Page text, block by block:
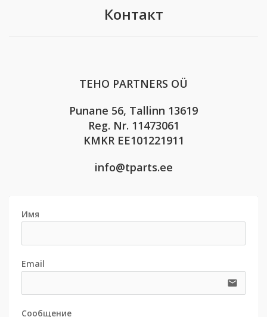
Контакт
TEHO PARTNERS OÜ
Punane 56, Tallinn 13619
Reg. Nr. 11473061
KMKR EE101221911
info@tparts.ee
Имя
Email
email
Сообщение